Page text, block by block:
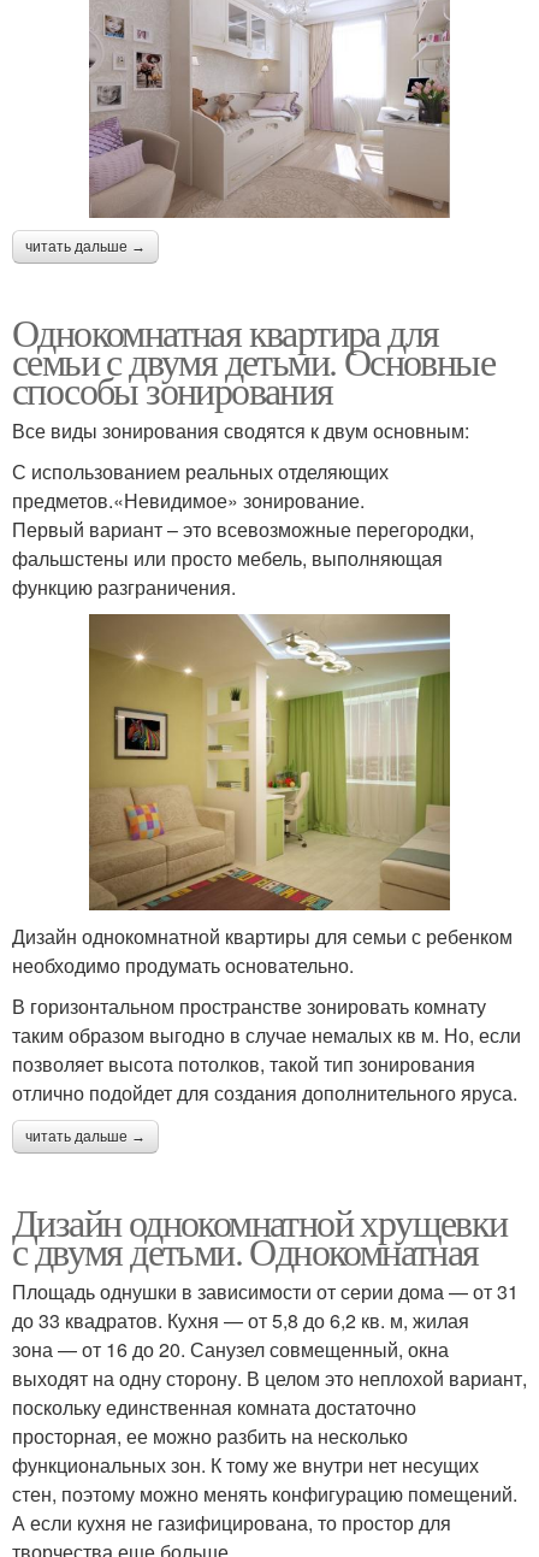
читать дальше →
Однокомнатная квартира для
семьи с двумя детьми. Основные
способы зонирования
Все виды зонирования сводятся к двум основным:
С использованием реальных отделяющих
предметов.«Невидимое» зонирование.
Первый вариант – это всевозможные перегородки,
фальшстены или просто мебель, выполняющая
функцию разграничения.
Дизайн однокомнатной квартиры для семьи с ребенком
необходимо продумать основательно.
В горизонтальном пространстве зонировать комнату
таким образом выгодно в случае немалых кв м. Но, если
позволяет высота потолков, такой тип зонирования
отлично подойдет для создания дополнительного яруса.
читать дальше →
Дизайн однокомнатной хрущевки
с двумя детьми. Однокомнатная
Площадь однушки в зависимости от серии дома — от 31
до 33 квадратов. Кухня — от 5,8 до 6,2 кв. м, жилая
зона — от 16 до 20. Санузел совмещенный, окна
выходят на одну сторону. В целом это неплохой вариант,
поскольку единственная комната достаточно
просторная, ее можно разбить на несколько
функциональных зон. К тому же внутри нет несущих
стен, поэтому можно менять конфигурацию помещений.
А если кухня не газифицирована, то простор для
творчества еще больше.